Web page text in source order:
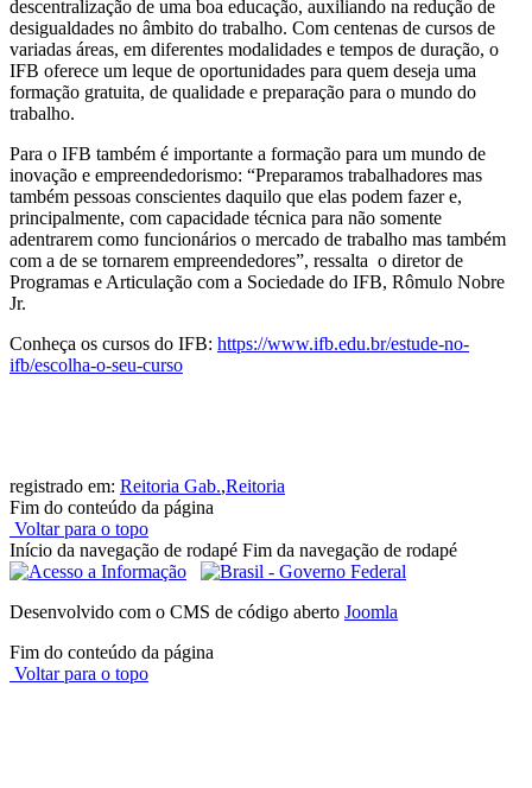
descentralização de uma boa educação, auxiliando na redução de
desigualdades no âmbito do trabalho. Com centenas de cursos de
variadas áreas, em diferentes modalidades e tempos de duração, o
IFB oferece um leque de oportunidades para quem deseja uma
formação gratuita, de qualidade e preparação para o mundo do
trabalho.
Para o IFB também é importante a formação para um mundo de
inovação e empreendedorismo: “Preparamos trabalhadores mas
também pessoas conscientes daquilo que elas podem fazer e,
principalmente, com capacidade técnica para não somente
adentrarem como funcionários o mercado de trabalho mas também
com a de se tornarem empreendedores”, ressalta o diretor de
Programas e Articulação com a Sociedade do IFB, Rômulo Nobre
Jr.
Conheça os cursos do IFB: https://www.ifb.edu.br/estude-no-
ifb/escolha-o-seu-curso
registrado em: Reitoria Gab.,Reitoria
Fim do conteúdo da página
Voltar para o topo
Início da navegação de rodapé Fim da navegação de rodapé
Desenvolvido com o CMS de código aberto Joomla
Fim do conteúdo da página
Voltar para o topo